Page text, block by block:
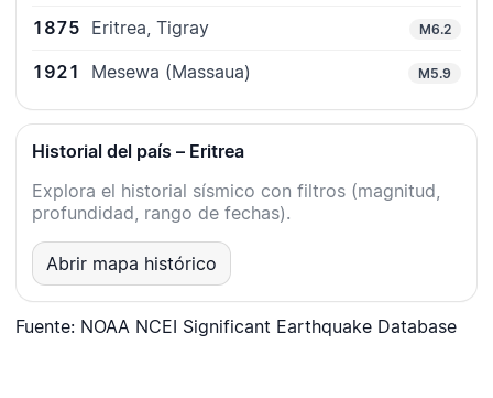
1875 Eritrea, Tigray M6.2
1921 Mesewa (Massaua) M5.9
Historial del país – Eritrea
Explora el historial sísmico con filtros (magnitud,
profundidad, rango de fechas).
Abrir mapa histórico
Fuente: NOAA NCEI Significant Earthquake Database